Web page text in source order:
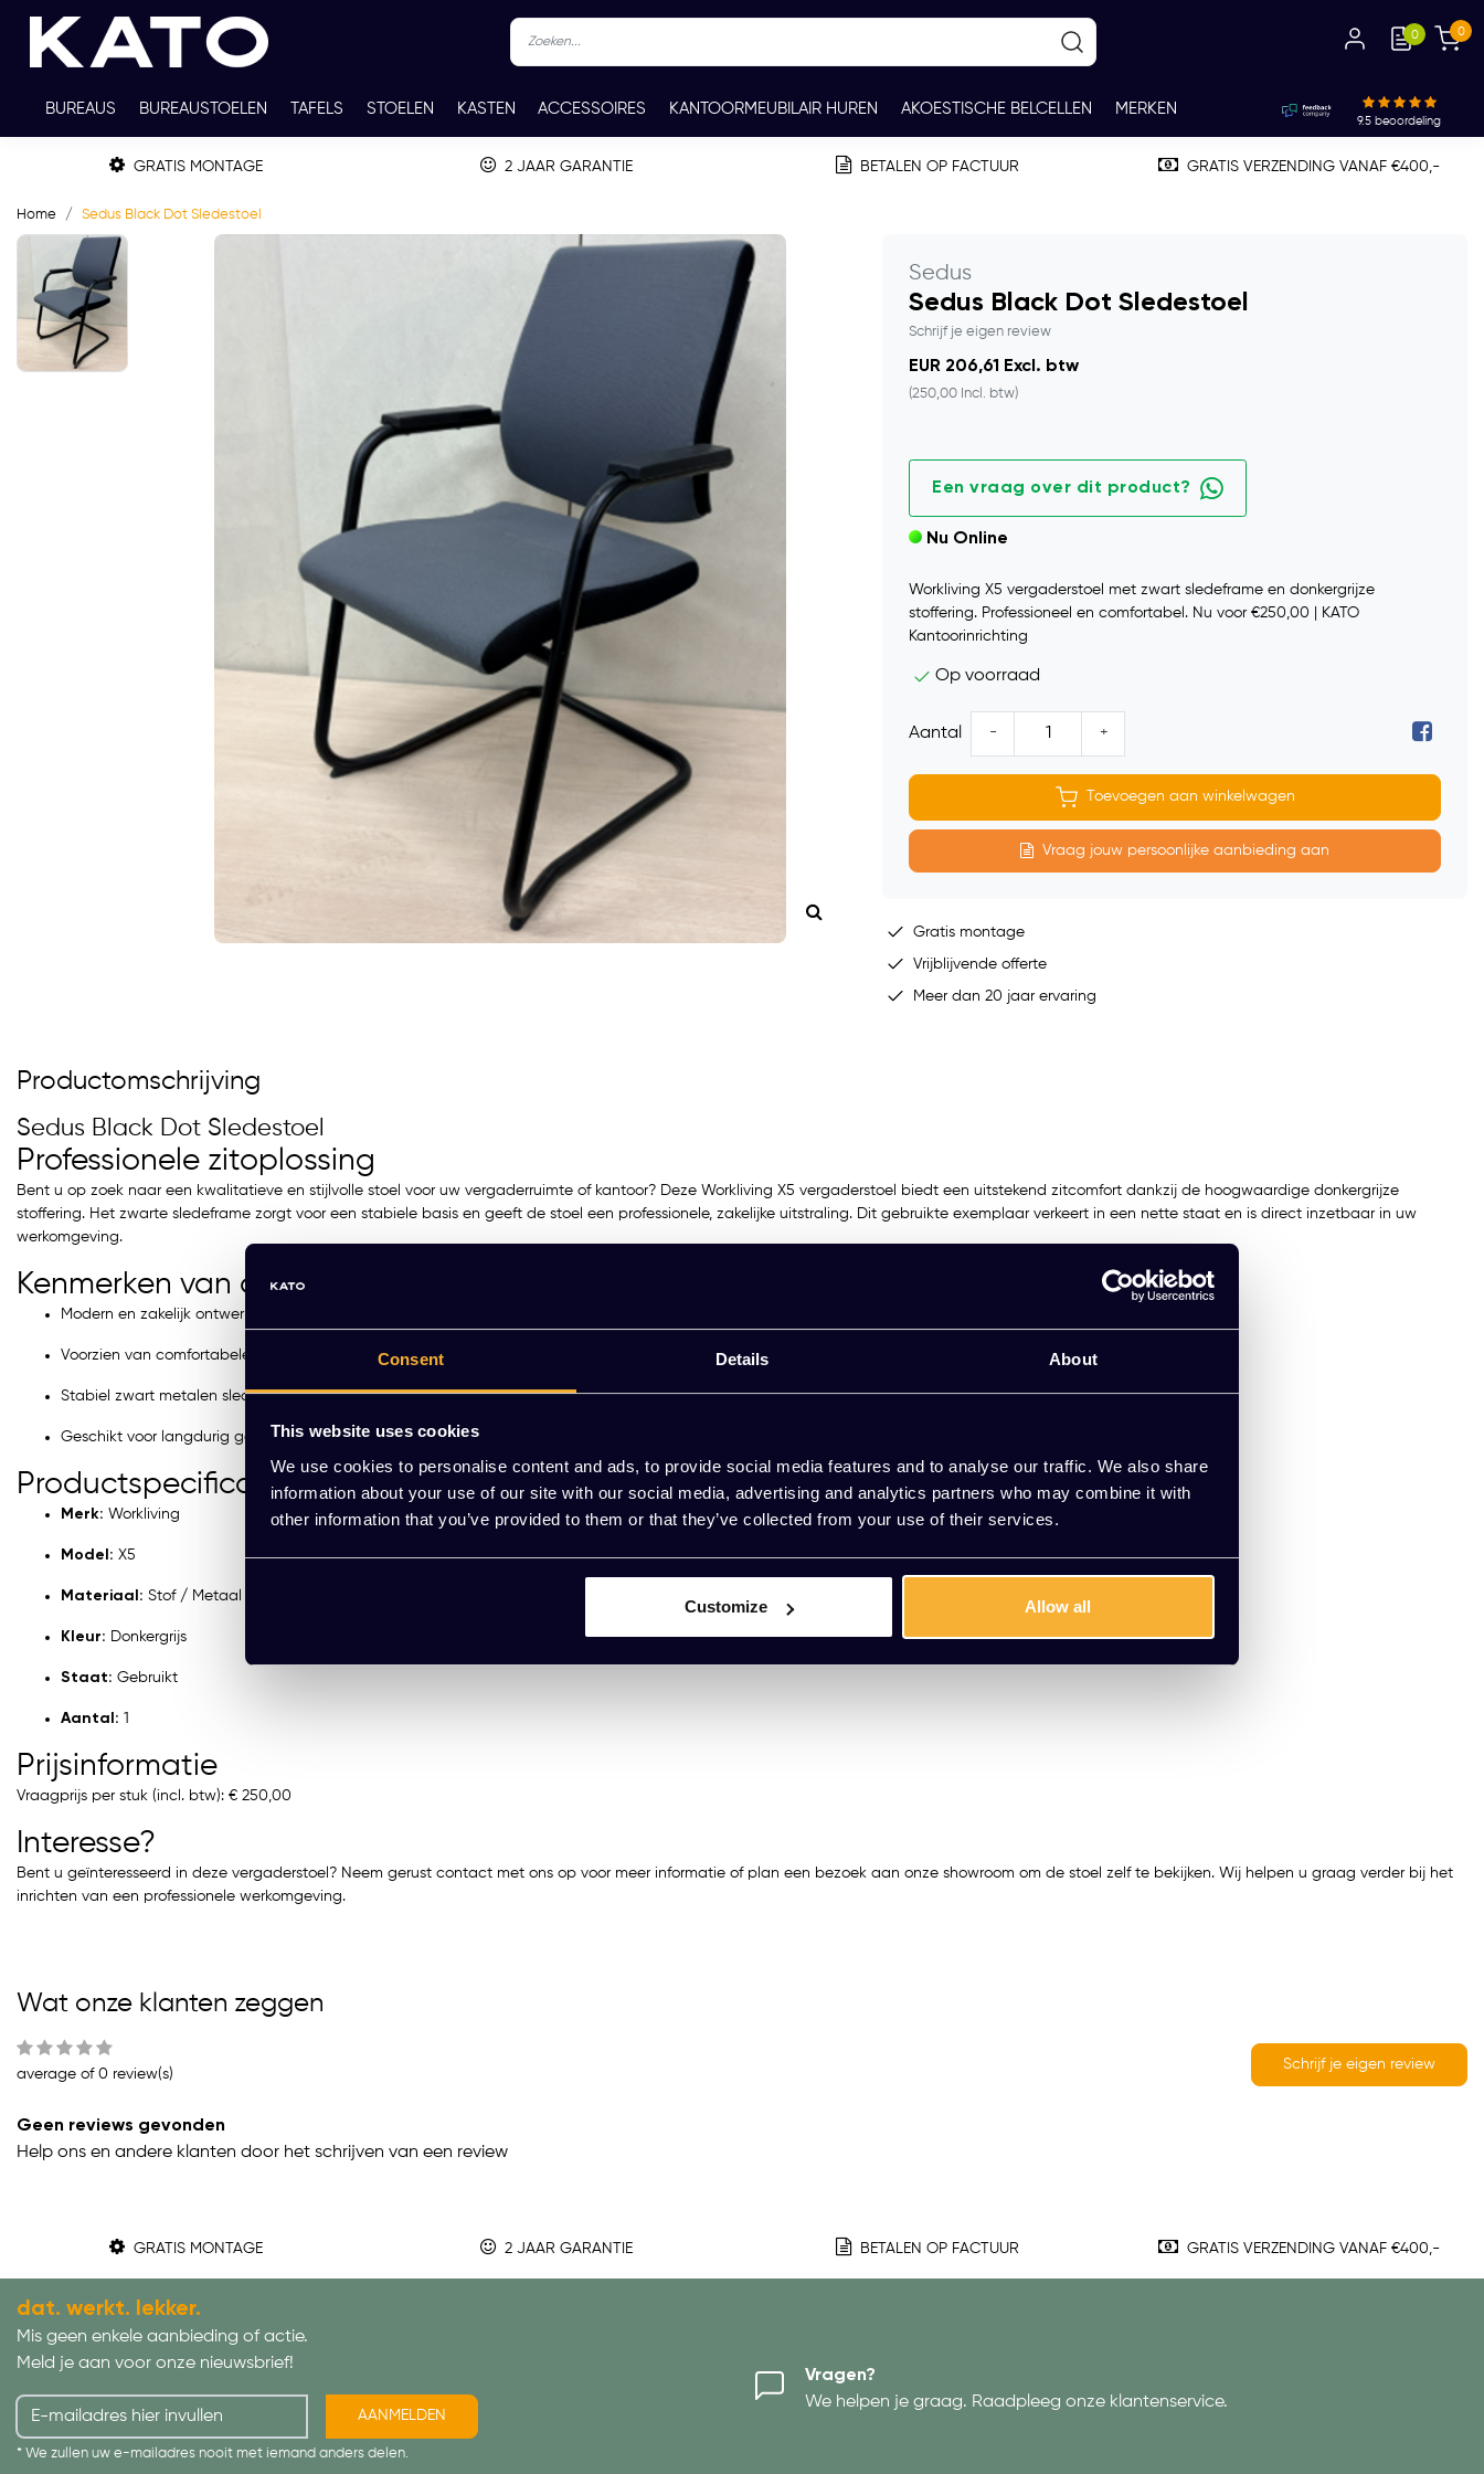
Consent Details About
This website uses cookies
We use cookies to personalise content and ads, to provide social media features and to analyse our traffic. We also share
information about your use of our site with our social media, advertising and analytics partners who may combine it with
other information that you’ve provided to them or that they’ve collected from your use of their services.
Customize Allow all
0 0
BUREAUS BUREAUSTOELEN TAFELS STOELEN KASTEN ACCESSOIRES KANTOORMEUBILAIR HUREN AKOESTISCHE BELCELLEN MERKEN
TWEEDEHANDS THUISWERKPLEKKEN WERKBLADKLEUREN CONTACT
9.5 beoordeling
GRATIS MONTAGE 2 JAAR GARANTIE BETALEN OP FACTUUR GRATIS VERZENDING VANAF €400,-
Home Sedus Black Dot Sledestoel
Sedus
Sedus Black Dot Sledestoel
Schrijf je eigen review
EUR 206,61 Excl. btw
(250,00 Incl. btw)
Een vraag over dit product?
Nu Online
Workliving X5 vergaderstoel met zwart sledeframe en donkergrijze
stoffering. Professioneel en comfortabel. Nu voor €250,00 | KATO
Kantoorinrichting
Op voorraad
Aantal - +
Toevoegen aan winkelwagen
Vraag jouw persoonlijke aanbieding aan
Gratis montage
Vrijblijvende offerte
Meer dan 20 jaar ervaring
Productomschrijving
Sedus Black Dot Sledestoel
Professionele zitoplossing
Bent u op zoek naar een kwalitatieve en stijlvolle stoel voor uw vergaderruimte of kantoor? Deze Workliving X5 vergaderstoel biedt een uitstekend zitcomfort dankzij de hoogwaardige donkergrijze
stoffering. Het zwarte sledeframe zorgt voor een stabiele basis en geeft de stoel een professionele, zakelijke uitstraling. Dit gebruikte exemplaar verkeert in een nette staat en is direct inzetbaar in uw
werkomgeving.
Kenmerken van de Sedus Black Dot Sledestoel
Modern en zakelijk ontwerp.
Voorzien van comfortabele stoffering in donkergrijs.
Stabiel zwart metalen sledeframe.
Geschikt voor langdurig gebruik in vergaderruimtes of kantooromgevingen.
Productspecificaties
Merk: Workliving
Model: X5
Materiaal: Stof / Metaal
Kleur: Donkergrijs
Staat: Gebruikt
Aantal: 1
Prijsinformatie
Vraagprijs per stuk (incl. btw): € 250,00
Interesse?
Bent u geïnteresseerd in deze vergaderstoel? Neem gerust contact met ons op voor meer informatie of plan een bezoek aan onze showroom om de stoel zelf te bekijken. Wij helpen u graag verder bij het
inrichten van een professionele werkomgeving.
Wat onze klanten zeggen
average of 0 review(s)
Schrijf je eigen review
Geen reviews gevonden
Help ons en andere klanten door het schrijven van een review
GRATIS MONTAGE 2 JAAR GARANTIE BETALEN OP FACTUUR GRATIS VERZENDING VANAF €400,-
dat. werkt. lekker.
Mis geen enkele aanbieding of actie.
Meld je aan voor onze nieuwsbrief!
AANMELDEN
* We zullen uw e-mailadres nooit met iemand anders delen.
Vragen?
We helpen je graag. Raadpleeg onze klantenservice.